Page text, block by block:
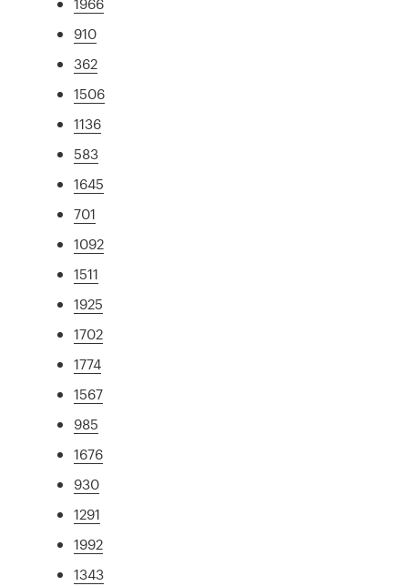
910
362
1506
1136
583
1645
701
1092
1511
1925
1702
1774
1567
985
1676
930
1291
1992
1343